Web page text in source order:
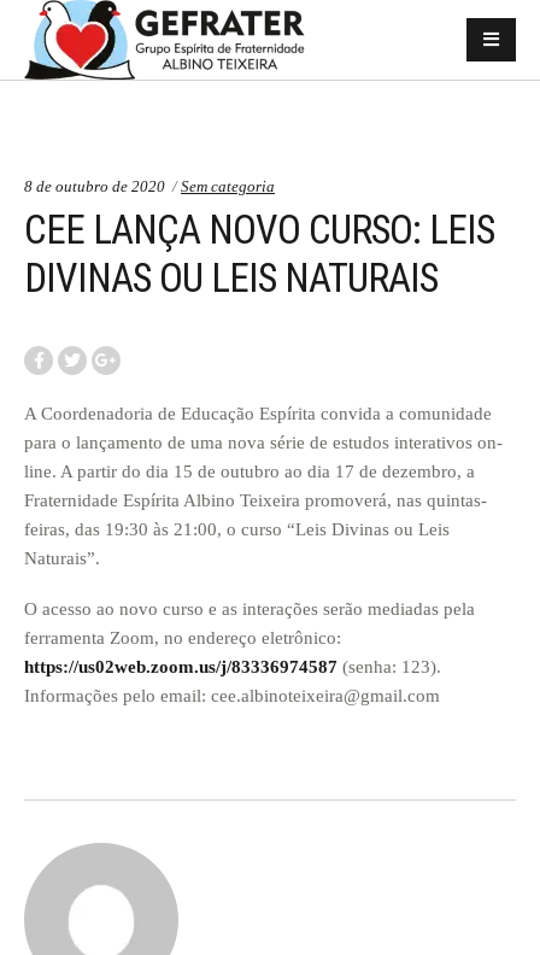
8 de outubro de 2020 Categorias:
Sem categoria
CEE LANÇA NOVO CURSO: LEIS
DIVINAS OU LEIS NATURAIS
A Coordenadoria de Educação Espírita convida a comunidade
para o lançamento de uma nova série de estudos interativos on-
line. A partir do dia 15 de outubro ao dia 17 de dezembro, a
Fraternidade Espírita Albino Teixeira promoverá, nas quintas-
feiras, das 19:30 às 21:00, o curso “Leis Divinas ou Leis
Naturais”.
O acesso ao novo curso e as interações serão mediadas pela
ferramenta Zoom, no endereço eletrônico:
https://us02web.zoom.us/j/83336974587 (senha: 123).
Informações pelo email: cee.albinoteixeira@gmail.com